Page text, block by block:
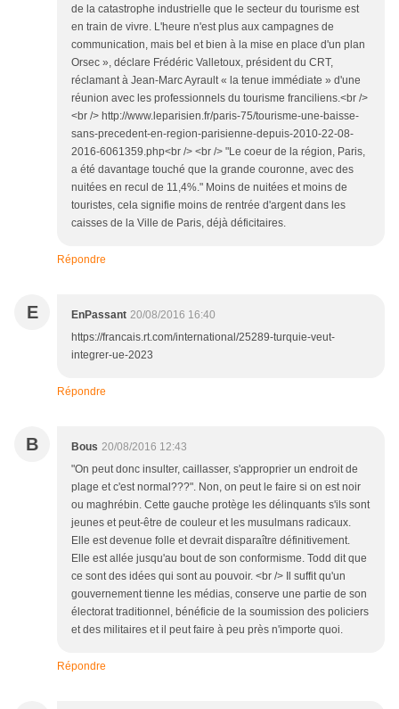
de la catastrophe industrielle que le secteur du tourisme est
en train de vivre. L'heure n'est plus aux campagnes de
communication, mais bel et bien à la mise en place d'un plan
Orsec », déclare Frédéric Valletoux, président du CRT,
réclamant à Jean-Marc Ayrault « la tenue immédiate » d'une
réunion avec les professionnels du tourisme franciliens.<br />
<br /> http://www.leparisien.fr/paris-75/tourisme-une-baisse-
sans-precedent-en-region-parisienne-depuis-2010-22-08-
2016-6061359.php<br /> <br /> "Le coeur de la région, Paris,
a été davantage touché que la grande couronne, avec des
nuitées en recul de 11,4%." Moins de nuitées et moins de
touristes, cela signifie moins de rentrée d'argent dans les
caisses de la Ville de Paris, déjà déficitaires.
Répondre
E EnPassant 20/08/2016 16:40
https://francais.rt.com/international/25289-turquie-veut-
integrer-ue-2023
Répondre
B Bous 20/08/2016 12:43
"On peut donc insulter, caillasser, s'approprier un endroit de
plage et c'est normal???". Non, on peut le faire si on est noir
ou maghrébin. Cette gauche protège les délinquants s'ils sont
jeunes et peut-être de couleur et les musulmans radicaux.
Elle est devenue folle et devrait disparaître définitivement.
Elle est allée jusqu'au bout de son conformisme. Todd dit que
ce sont des idées qui sont au pouvoir. <br /> Il suffit qu'un
gouvernement tienne les médias, conserve une partie de son
électorat traditionnel, bénéficie de la soumission des policiers
et des militaires et il peut faire à peu près n'importe quoi.
Répondre